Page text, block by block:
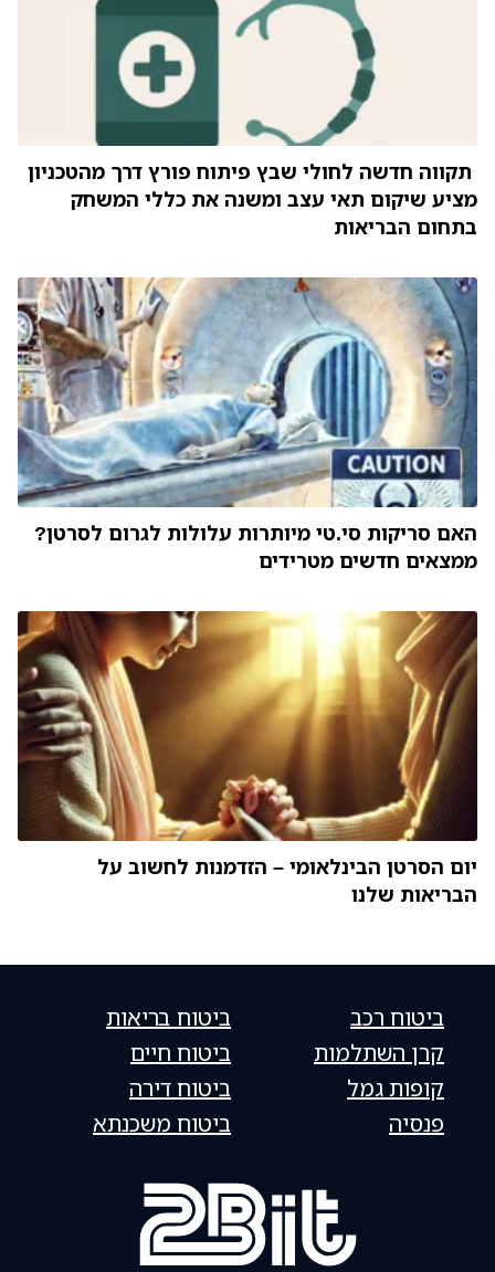
תקווה חדשה לחולי שבץ פיתוח פורץ דרך מהטכניון
מציע שיקום תאי עצב ומשנה את כללי המשחק
בתחום הבריאות
האם סריקות סי.טי מיותרות עלולות לגרום לסרטן?
ממצאים חדשים מטרידים
יום הסרטן הבינלאומי – הזדמנות לחשוב על
הבריאות שלנו
ביטוח רכב
קרן השתלמות
קופות גמל
פנסיה
ביטוח בריאות
ביטוח חיים
ביטוח דירה
ביטוח משכנתא